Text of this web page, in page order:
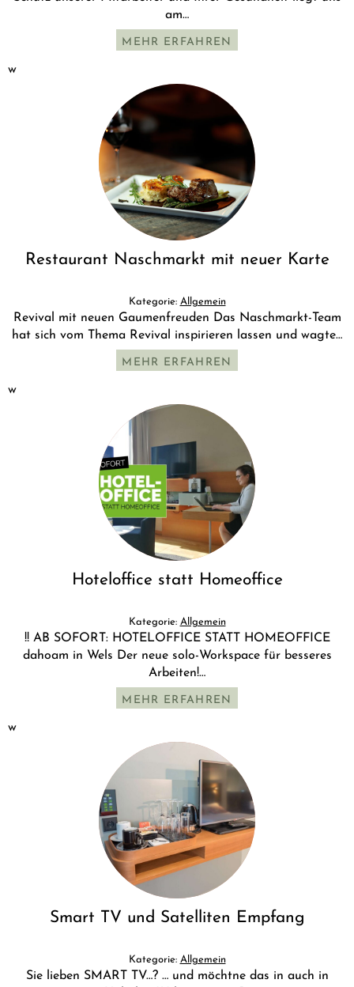
am…
MEHR ERFAHREN
w
Restaurant Naschmarkt mit neuer Karte
Kategorie: Allgemein
Revival mit neuen Gaumenfreuden Das Naschmarkt-Team
hat sich vom Thema Revival inspirieren lassen und wagte…
MEHR ERFAHREN
w
Hoteloffice statt Homeoffice
Kategorie: Allgemein
!! AB SOFORT: HOTELOFFICE STATT HOMEOFFICE
dahoam in Wels Der neue solo-Workspace für besseres
Arbeiten!…
MEHR ERFAHREN
w
Smart TV und Satelliten Empfang
Kategorie: Allgemein
Sie lieben SMART TV…? … und möchtne das in auch in